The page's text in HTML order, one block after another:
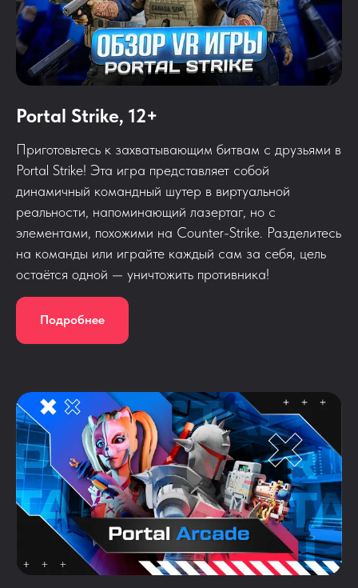
Portal Strike, 12+
Приготовьтесь к захватывающим битвам с друзьями в
Portal Strike! Эта игра представляет собой
динамичный командный шутер в виртуальной
реальности, напоминающий лазертаг, но с
элементами, похожими на Counter-Strike. Разделитесь
на команды или играйте каждый сам за себя, цель
остаётся одной — уничтожить противника!
Подробнее